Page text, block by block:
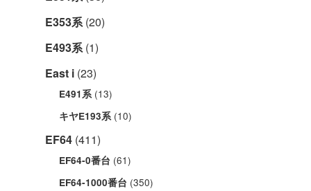
E353系 (20)
E493系 (1)
East i (23)
E491系 (13)
キヤE193系 (10)
EF64 (411)
EF64-0番台 (61)
EF64-1000番台 (350)